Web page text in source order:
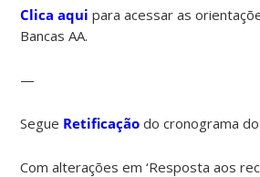
Clica aqui para acessar as
Bancas AA.
—
Segue Retificação do cronograma
Com alterações em ‘Resposta aos